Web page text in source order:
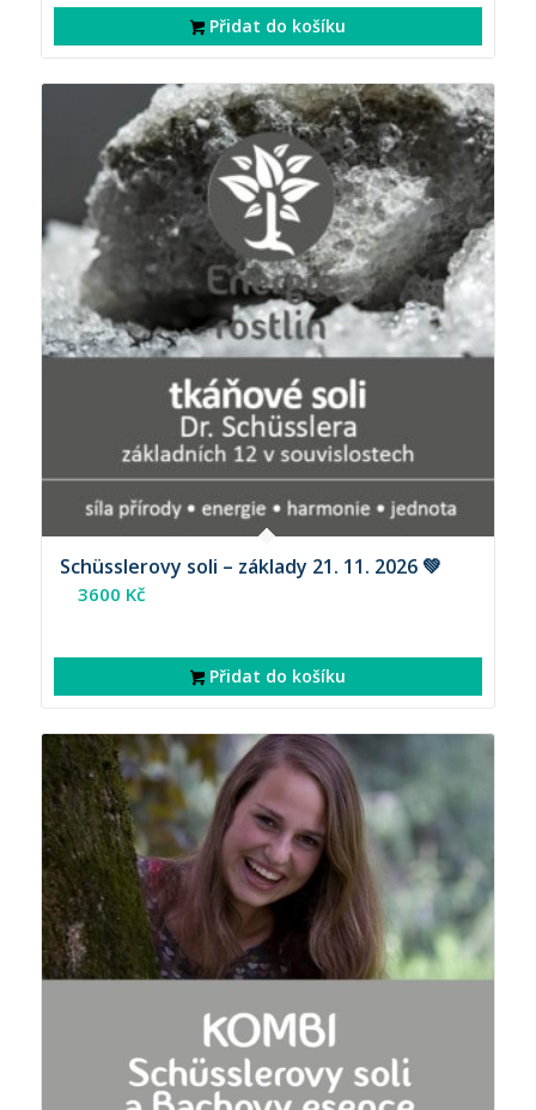
Přidat do košíku
Schüsslerovy soli – základy 21. 11. 2026 💚
3600 Kč
Přidat do košíku